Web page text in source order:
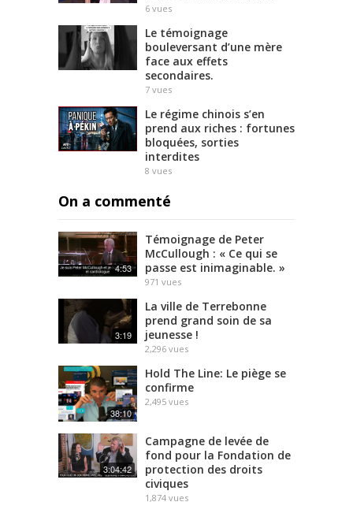
6 vues
Le témoignage
bouleversant d’une mère
face aux effets
secondaires.
7 vues
Le régime chinois s’en
prend aux riches : fortunes
bloquées, sorties
interdites
8 vues
On a commenté
4:53
Témoignage de Peter
McCullough : « Ce qui se
passe est inimaginable. »
971 vues
3:19
La ville de Terrebonne
prend grand soin de sa
jeunesse !
2,296 vues
38:10
Hold The Line: Le piège se
confirme
2,495 vues
3:04:42
Campagne de levée de
fond pour la Fondation de
protection des droits
civiques
1,874 vues